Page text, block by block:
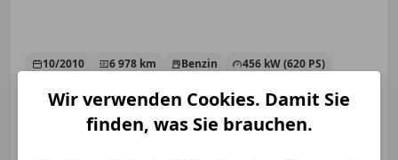
10/2010 6 978 km Benzin
456 kW (620 PS)
Finazierung ohne Anzahlung möglich!
motioncars gmbh
Wir verwenden Cookies. Damit Sie
finden, was Sie brauchen.